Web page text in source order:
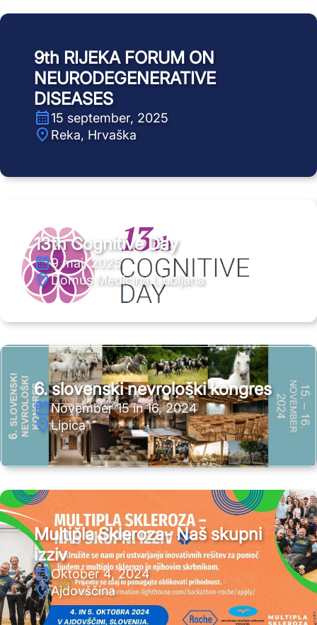
9th RIJEKA FORUM ON
NEURODEGENERATIVE
DISEASES
15 september, 2025
Reka, Hrvaška
13th Cognitive Day
9 maj, 2025
Domus Medicina Ljubljana
6. slovenski nevrološki kongres
November 15 in 16, 2024
Lipica
Multipla Skleroza- Naš skupni
izziv
Oktober 4, 2024
Ajdovščina